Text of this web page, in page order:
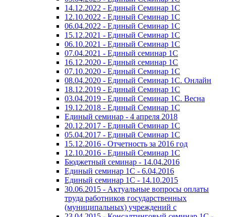
14.12.2022 - Единый Семинар 1С
12.10.2022 - Единый Семинар 1С
06.04.2022 - Единый Семинар 1С
15.12.2021 - Единый Семинар 1С
06.10.2021 - Единый Семинар 1С
07.04.2021 - Единый семинар 1С
16.12.2020 - Единый семинар 1С
07.10.2020 - Единый Семинар 1С
08.04.2020 - Единый Семинар 1С. Онлайн
18.12.2019 - Единый Семинар 1С
03.04.2019 - Единый Семинар 1С. Весна
19.12.2018 - Единый Семинар 1С
Единый семинар - 4 апреля 2018
20.12.2017 - Единый Семинар 1С
05.04.2017 - Единый Семинар 1С
15.12.2016 - Отчетность за 2016 год
12.10.2016 - Единый Семинар 1С
Бюджетный семинар - 14.04.2016
Единый семинар 1С - 6.04.2016
Единый семинар 1С - 14.10.2015
30.06.2015 - Актуальные вопросы оплаты
труда работников государственных
(муниципальных) учреждений с